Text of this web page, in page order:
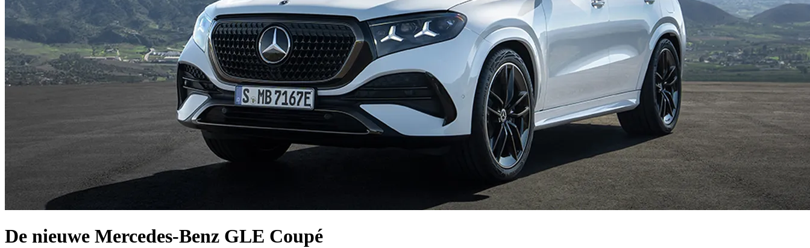
De nieuwe Mercedes-Benz GLE Coupé